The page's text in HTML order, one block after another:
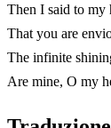
Then I said to my
That you are
The infinite
Are mine, O my